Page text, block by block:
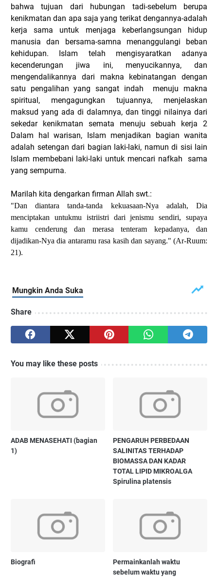
bahwa tujuan dari hubungan tadi-sebelum berupa
kenikmatan dan apa saja yang terikat dengannya-adalah
kerja sama untuk menjaga keberlangsungan hidup
manusia dan bersama-samna menanggulangi beban
kehidupan. Islam telah mengisyaratkan adanya
kecenderungan jiwa ini, menyucikannya, dan
mengendalikannya dari makna kebinatangan dengan
satu pengalihan yang sangat indah menuju makna
spiritual, mengagungkan tujuannya, menjelaskan
maksud yang ada di dalamnya, dan tinggi nilainya dari
sekedar kenikmatan semata menuju sebuah kerja 2
Dalam hal warisan, Islam menjadikan bagian wanita
adalah setengan dari bagian laki-laki, namun di sisi lain
Islam membebani laki-laki untuk mencari nafkah sama
yang sempurna.
Marilah kita dengarkan firman Allah swt.:
"Dan diantara tanda-tanda kekuasaan-Nya adalah, Dia
menciptakan untukmu istriistri dari jenismu sendiri, supaya
kamu cenderung dan merasa tenteram kepadanya, dan
dijadikan-Nya dia antaramu rasa kasih dan sayang." (Ar-Ruum:
21).
Share
You may like these posts
ADAB MENASEHATI (bagian
1)
PENGARUH PERBEDAAN
SALINITAS TERHADAP
BIOMASSA DAN KADAR
TOTAL LIPID MIKROALGA
Spirulina platensis
Biografi
Permainkanlah waktu
sebelum waktu yang